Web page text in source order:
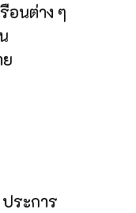
อนต่าง ๆ
ระการ